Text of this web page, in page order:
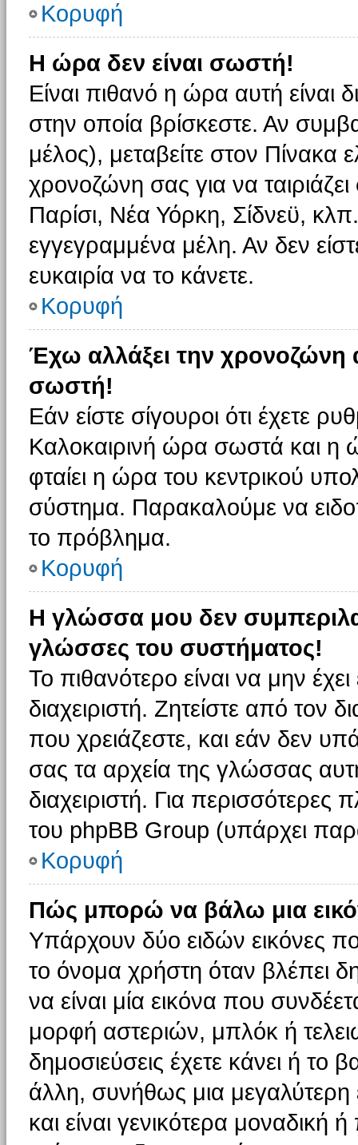
Κορυφή
Η ώρα δεν είναι σωστή!
Είναι πιθανό η ώρα αυτή είναι
στην οποία βρίσκεστε. Αν
μέλος), μεταβείτε στον Πίνακα
χρονοζώνη σας για να
Παρίσι, Νέα Υόρκη, Σίδνεϋ,
εγγεγραμμένα μέλη. Αν δεν
ευκαιρία να το κάνετε.
Κορυφή
Έχω αλλάξει την χρονοζώνη
σωστή!
Εάν είστε σίγουροι ότι έχετε
Καλοκαιρινή ώρα σωστά και η
φταίει η ώρα του κεντρικού
σύστημα. Παρακαλούμε να
το πρόβλημα.
Κορυφή
Η γλώσσα μου δεν
γλώσσες του συστήματος!
Το πιθανότερο είναι να μην
διαχειριστή. Ζητείστε από τον
που χρειάζεστε, και εάν δεν
σας τα αρχεία της γλώσσας
διαχειριστή. Για περισσότερες
του phpBB Group (υπάρχει
Κορυφή
Πώς μπορώ να βάλω μια
Υπάρχουν δύο ειδών εικόνες
το όνομα χρήστη όταν βλέπει
να είναι μία εικόνα που
μορφή αστεριών, μπλόκ ή
δημοσιεύσεις έχετε κάνει ή
άλλη, συνήθως μια
και είναι γενικότερα